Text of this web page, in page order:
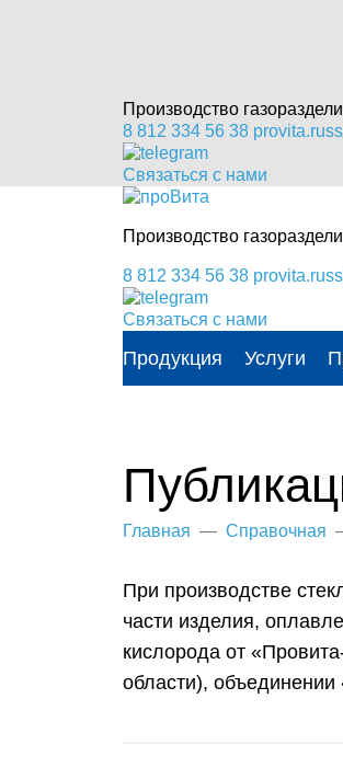
Производство
8 812 334 56 38
Связаться с нами
Производство
8 812 334 56 38
Связаться с нами
Продукция Услуги
Главная — Справочная
При производстве
части изделия,
кислорода от
области),